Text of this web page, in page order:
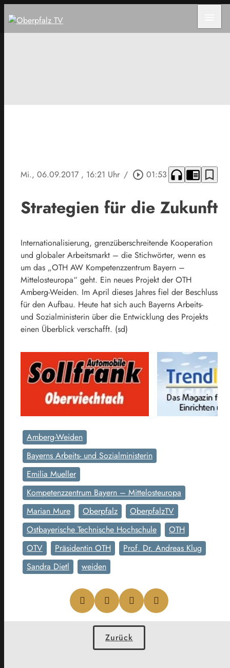
Mi., 06.09.2017 , 16:21 Uhr / play_circle_outline 01:53 headphones chrome_reader_mode bookmark_border
Strategien für die Zukunft
Internationalisierung, grenzüberschreitende Kooperation
und globaler Arbeitsmarkt – die Stichwörter, wenn es
um das „OTH AW Kompetenzzentrum Bayern –
Mittelosteuropa“ geht. Ein neues Projekt der OTH
Amberg-Weiden. Im April dieses Jahres fiel der Beschluss
für den Aufbau. Heute hat sich auch Bayerns Arbeits-
und Sozialministerin über die Entwicklung des Projekts
einen Überblick verschafft. (sd)
Amberg-Weiden
Bayerns Arbeits- und Sozialministerin
Emilia Mueller
Kompetenzzentrum Bayern – Mittelosteuropa
Marian Mure
Oberpfalz
OberpfalzTV
Ostbayerische Technische Hochschule
OTH
OTV
Präsidentin OTH
Prof. Dr. Andreas Klug
Sandra Dietl
weiden
Zurück